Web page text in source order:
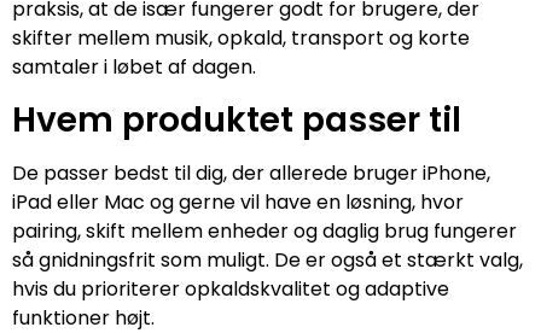
praksis, at de især fungerer godt for brugere, der
skifter mellem musik, opkald, transport og korte
samtaler i løbet af dagen.
Hvem produktet passer til
De passer bedst til dig, der allerede bruger iPhone,
iPad eller Mac og gerne vil have en løsning, hvor
pairing, skift mellem enheder og daglig brug fungerer
så gnidningsfrit som muligt. De er også et stærkt valg,
hvis du prioriterer opkaldskvalitet og adaptive
funktioner højt.